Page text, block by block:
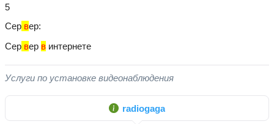
5
Сер вер
Сер вер в интернете
Услуги по установке видеонаблюдения
radiogaga